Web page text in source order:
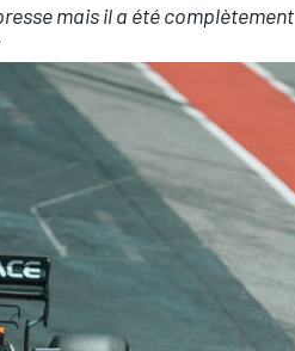
mais il a été complètement